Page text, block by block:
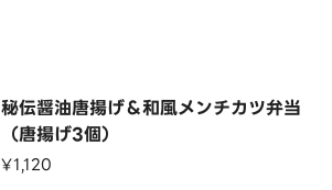
秘伝醤油唐揚げ＆和風メンチカツ弁当
（唐揚げ3個）
¥1,120